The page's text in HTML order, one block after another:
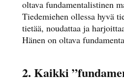
oltava fundamentalistinen
Tiedemiehen ollessa hyvä
tietää, noudattaa ja
Hänen on oltava
2. Kaikki